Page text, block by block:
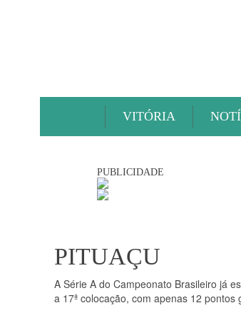
VITÓRIA
PUBLICIDADE
PITUAÇU
A Série A do Campeonato Brasileiro já
a 17ª colocação, com apenas 12 pontos